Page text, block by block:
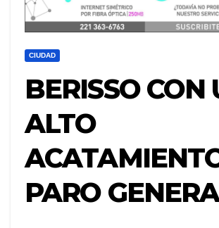
CIUDAD
BERISSO CON
ALTO
PARO